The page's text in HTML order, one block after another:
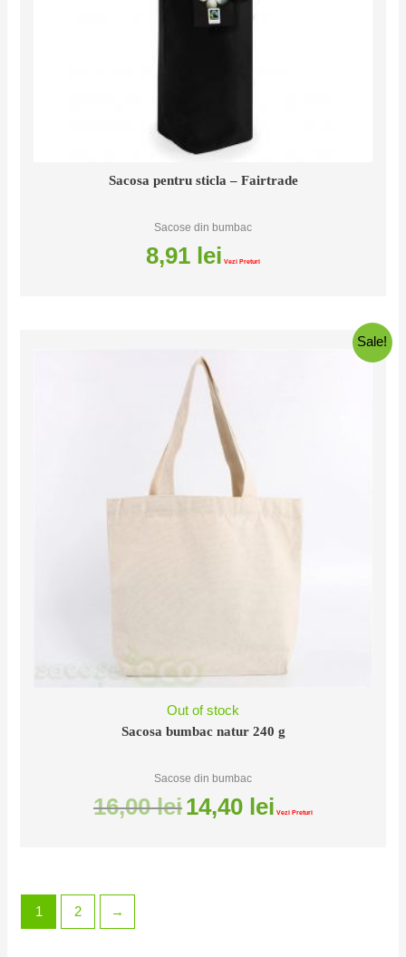
Sacosa pentru sticla – Fairtrade
Sacose din bumbac
8,91 lei Vezi Preturi
Sale!
Out of stock
Sacosa bumbac natur 240 g
Sacose din bumbac
16,00lei14,40 lei Vezi Preturi
1 2 →